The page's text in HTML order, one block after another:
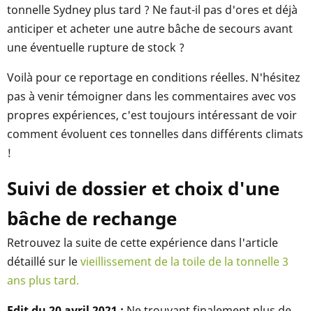
tonnelle Sydney plus tard ? Ne faut-il pas d'ores et déjà
anticiper et acheter une autre bâche de secours avant
une éventuelle rupture de stock ?
Voilà pour ce reportage en conditions réelles. N'hésitez
pas à venir témoigner dans les commentaires avec vos
propres expériences, c'est toujours intéressant de voir
comment évoluent ces tonnelles dans différents climats
!
Suivi de dossier et choix d'une
bâche de rechange
Retrouvez la suite de cette expérience dans l'article
détaillé sur levieillissement de la toile de la tonnelle 3
ans plus tard.